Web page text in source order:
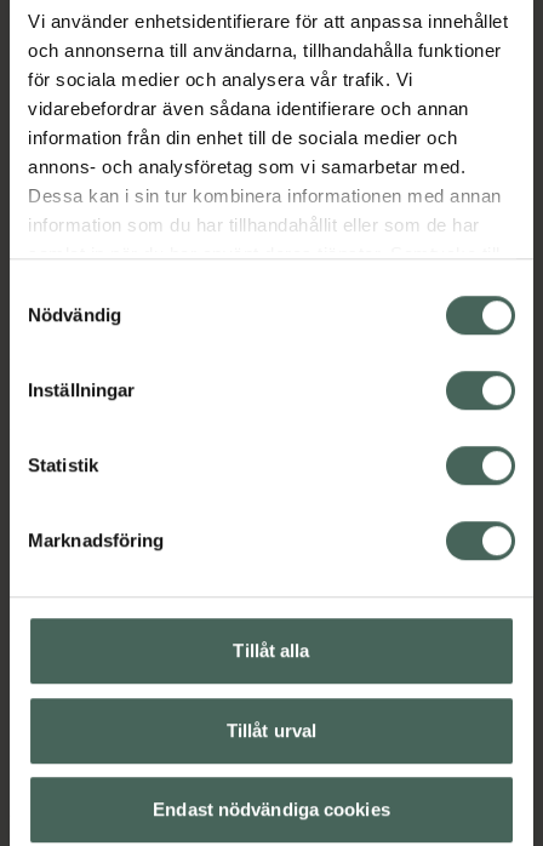
Vi använder enhetsidentifierare för att anpassa innehållet
och annonserna till användarna, tillhandahålla funktioner
för sociala medier och analysera vår trafik. Vi
vidarebefordrar även sådana identifierare och annan
information från din enhet till de sociala medier och
annons- och analysföretag som vi samarbetar med.
Dessa kan i sin tur kombinera informationen med annan
information som du har tillhandahållit eller som de har
samlat in när du har använt deras tjänster. Samtycke till
återkalla ditt samtycke via webbplatsens
cookieinställningar. Ett återkallat samtycke påverkar inte
lagligheten av behandling som skett innan återkallelsen.
Nödvändig
Inställningar
Statistik
Marknadsföring
Tillåt alla
Tillåt urval
Endast nödvändiga cookies
Aktuella erbjudanden
Beskrivning Dölj
EAN:07340187105055
Kronans Apotek finns här för dig. Du hittar oss från Skåne i
datorn. Oavsett vem du är så är det vårt uppdrag att
hjälpa just dig att må lite bättre. Välkommen att prata
Handla tryggt
Leverans, betalning och retur
Sajtens tillgänglighet
Köpvillkor